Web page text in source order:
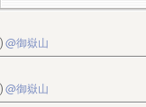
御嶽山
御嶽山